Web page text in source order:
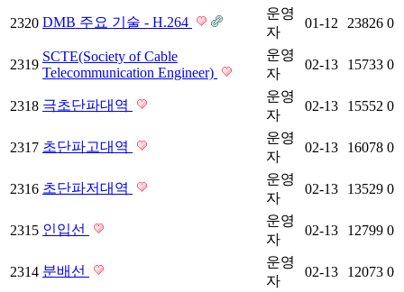
2320 DMB 주요 기술 - H.264
운영
자
01-12 23826 0
2319
SCTE(Society of Cable
Telecommunication Engineer)
운영
자
02-13 15733 0
2318 극초단파대역
운영
자
02-13 15552 0
2317 초단파고대역
운영
자
02-13 16078 0
2316 초단파저대역
운영
자
02-13 13529 0
2315 인입선
운영
자
02-13 12799 0
2314 분배선
운영
자
02-13 12073 0